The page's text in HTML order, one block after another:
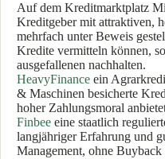
Auf dem Kreditmarktplatz
Kreditgeber mit attraktiven,
mehrfach unter Beweis
Kredite vermitteln können,
ausgefallenen nachhalten.
HeavyFinance ein
& Maschinen besicherte
hoher Zahlungsmoral
Finbee eine staatlich
langjähriger Erfahrung und
Management, ohne